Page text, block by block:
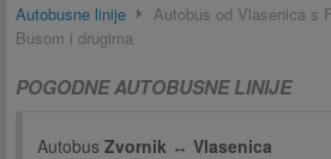
Autobusne linije
Autobus od Vlasenica s
Busom i drugima
POGODNE AUTOBUSNE LINIJE
Autobus Zvornik ↔ Vlasenica